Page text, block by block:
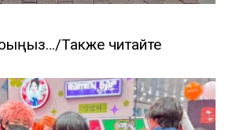
Также читайте